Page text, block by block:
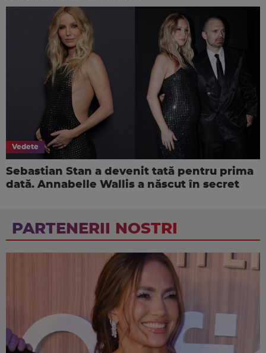
Vedete
Sebastian Stan a devenit tată pentru prima
dată. Annabelle Wallis a născut în secret
PARTENERII NOSTRI